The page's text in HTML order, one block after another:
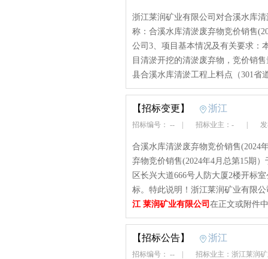
浙江莱润矿业有限公司对合溪水库
称：合溪水库清淤废弃物竞价销售
公司3、项目基本情况及有关要求：
目清淤开挖的清淤废弃物，竞价销
县合溪水库清淤工程上料点（301省
【招标变更】 浙江
招标编号： -- 招标业主：- 发
合溪水库清淤废弃物竞价销售(2024
弃物竞价销售(2024年4月总第15期
区长兴大道666号人防大厦2楼开标
标。特此说明！浙江莱润矿业有限
江 莱润矿业有限公司 在正文或附件
【招标公告】 浙江
招标编号： -- 招标业主：浙江莱润